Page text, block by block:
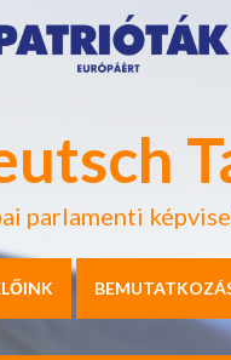
parlamenti